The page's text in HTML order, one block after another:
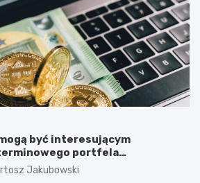
być interesującym
portfela
Jakubowski